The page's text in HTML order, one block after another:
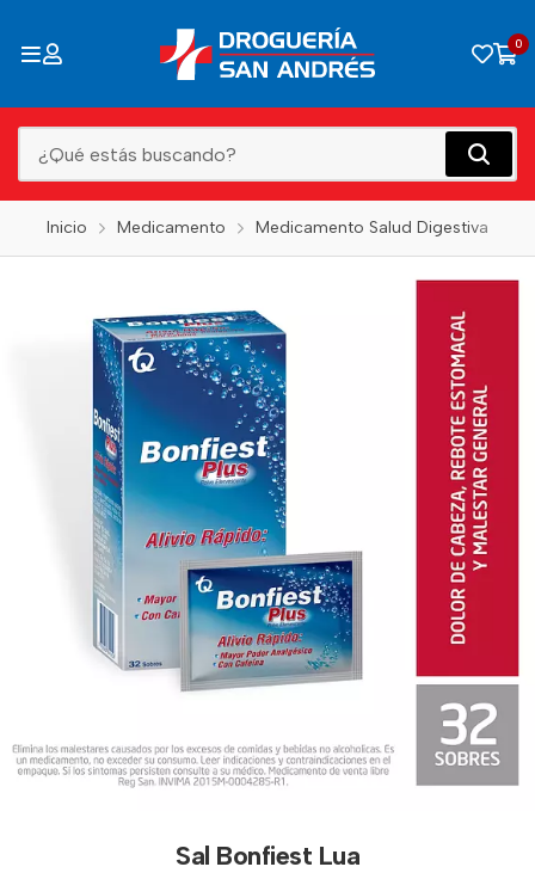
0
Inicio Medicamento Medicamento Salud Digestiva
Sal Bonfiest Lua